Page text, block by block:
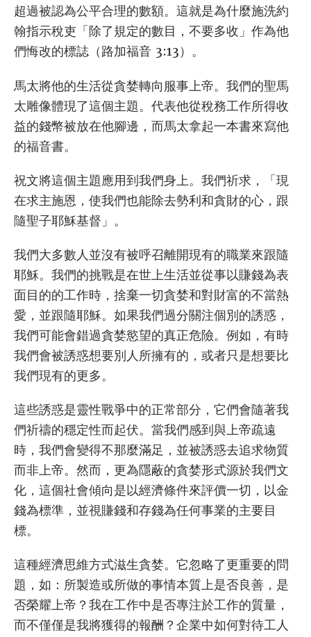
超過被認為公平合理的數額。這就是為什麼施洗約
翰指示稅吏「除了規定的數目，不要多收」作為他
們悔改的標誌（路加福音 3:13）。
馬太將他的生活從貪婪轉向服事上帝。我們的聖馬
太雕像體現了這個主題。代表他從稅務工作所得收
益的錢幣被放在他腳邊，而馬太拿起一本書來寫他
的福音書。
祝文將這個主題應用到我們身上。我們祈求，「現
在求主施恩，使我們也能除去勢利和貪財的心，跟
隨聖子耶穌基督」。
我們大多數人並沒有被呼召離開現有的職業來跟隨
耶穌。我們的挑戰是在世上生活並從事以賺錢為表
面目的的工作時，捨棄一切貪婪和對財富的不當熱
愛，並跟隨耶穌。如果我們過分關注個別的誘惑，
我們可能會錯過貪婪慾望的真正危險。例如，有時
我們會被誘惑想要別人所擁有的，或者只是想要比
我們現有的更多。
這些誘惑是靈性戰爭中的正常部分，它們會隨著我
們祈禱的穩定性而起伏。當我們感到與上帝疏遠
時，我們會變得不那麼滿足，並被誘惑去追求物質
而非上帝。然而，更為隱蔽的貪婪形式源於我們文
化，這個社會傾向是以經濟條件來評價一切，以金
錢為標準，並視賺錢和存錢為任何事業的主要目
標。
這種經濟思維方式滋生貪婪。它忽略了更重要的問
題，如：所製造或所做的事情本質上是否良善，是
否榮耀上帝？我在工作中是否專注於工作的質量，
而不僅僅是我將獲得的報酬？企業中如何對待工人